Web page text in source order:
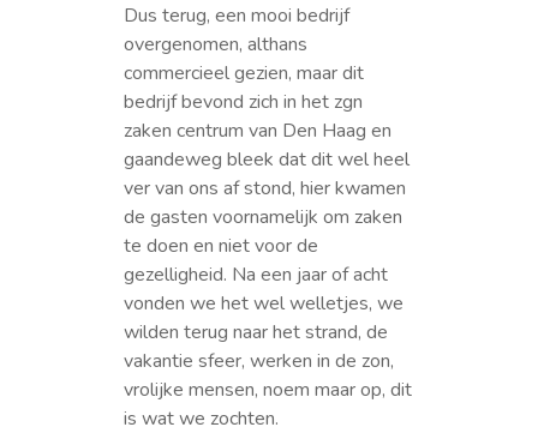
Dus terug, een mooi bedrijf
overgenomen, althans
commercieel gezien, maar dit
bedrijf bevond zich in het zgn
zaken centrum van Den Haag en
gaandeweg bleek dat dit wel heel
ver van ons af stond, hier kwamen
de gasten voornamelijk om zaken
te doen en niet voor de
gezelligheid. Na een jaar of acht
vonden we het wel welletjes, we
wilden terug naar het strand, de
vakantie sfeer, werken in de zon,
vrolijke mensen, noem maar op, dit
is wat we zochten.